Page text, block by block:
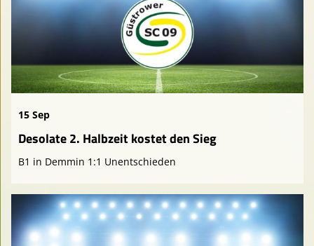
15 Sep
Desolate 2. Halbzeit kostet den Sieg
B1 in Demmin 1:1 Unentschieden